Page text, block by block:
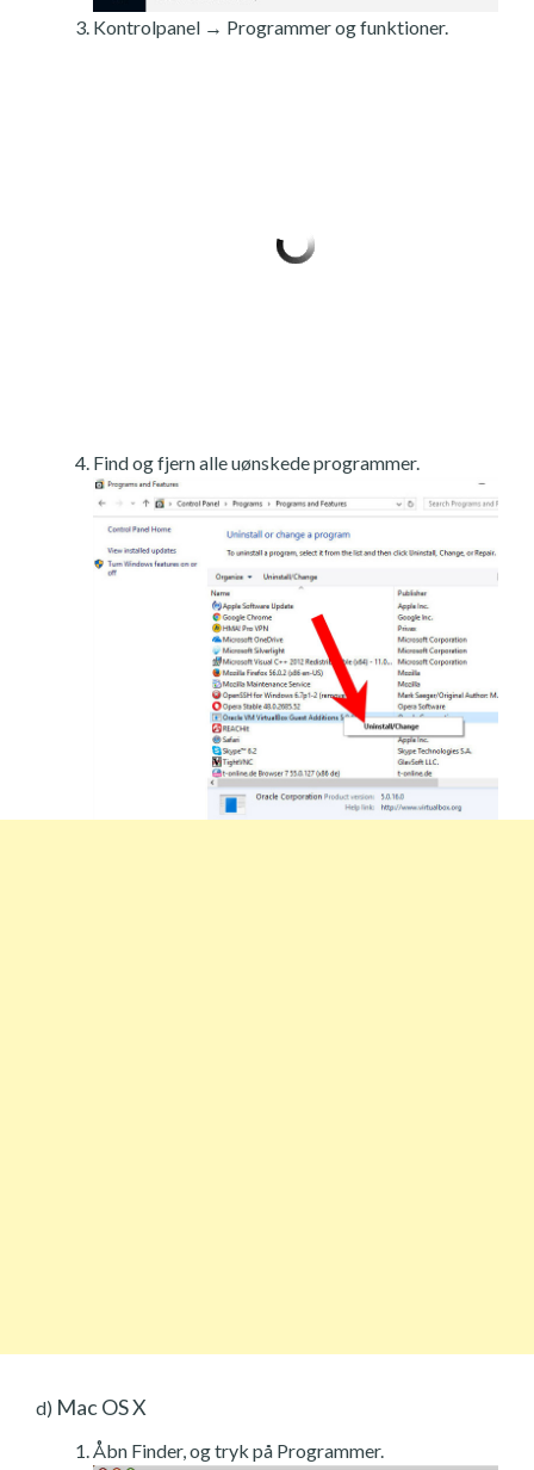
Kontrolpanel → Programmer og funktioner.
Find og fjern alle uønskede programmer.
d) Mac OS X
Åbn Finder, og tryk på Programmer.